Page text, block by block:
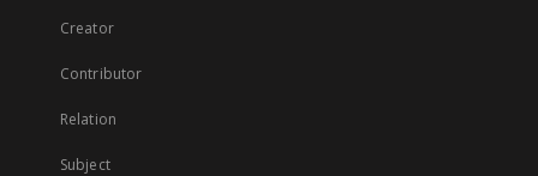
Creator
Contributor
Relation
Subject